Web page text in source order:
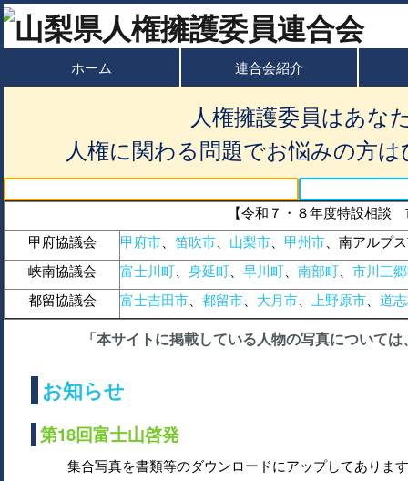
ホーム 連合会紹介
人権擁護委員はあな
人権に関わる問題でお悩みの方
【令和７・８年度特設相談
甲府協議会
甲府市 笛吹市 山梨市 甲州市 、南アルプ
峡南協議会
富士川町 身延町 早川町 南部町
市川三
都留協議会
富士吉田市 都留市 大月市 上野原市 道
「本サイトに掲載している人物の写真について
お知らせ
第18回富士山啓発
集合写真を書類等のダウンロードにアップしてありま